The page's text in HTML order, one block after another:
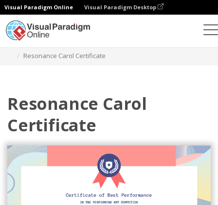
Visual Paradigm Online Visual Paradigm Desktop
Resonance Carol Certificate
Resonance Carol
Certificate